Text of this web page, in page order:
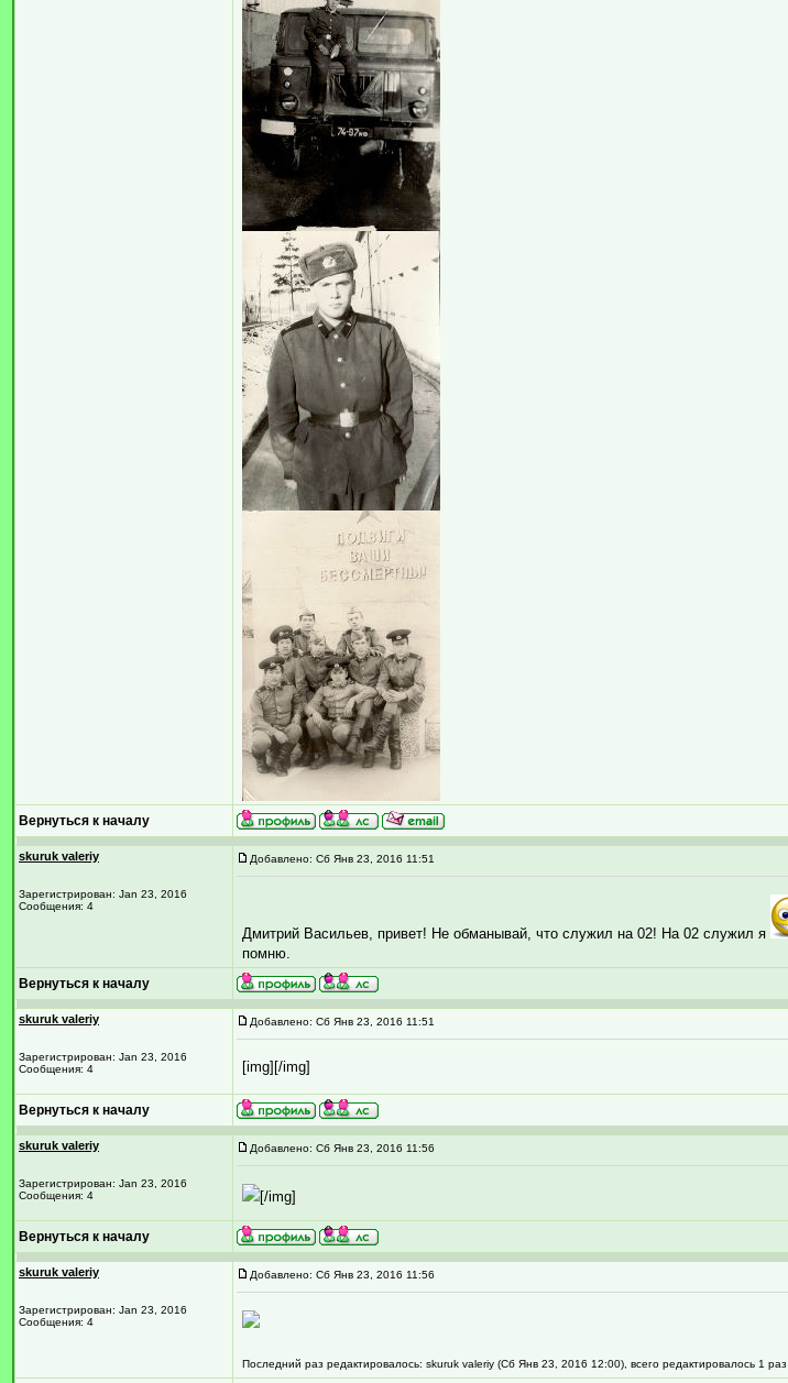
Вернуться к началу
skuruk valeriy
Зарегистрирован: Jan 23, 2016
Сообщения: 4
Добавлено: Сб Янв 23, 2016 11:51
Дмитрий Васильев, привет! Не обманывай, что служил на 02! На 02 служил я
помню.
Вернуться к началу
skuruk valeriy
Зарегистрирован: Jan 23, 2016
Сообщения: 4
Добавлено: Сб Янв 23, 2016 11:51
[img][/img]
Вернуться к началу
skuruk valeriy
Зарегистрирован: Jan 23, 2016
Сообщения: 4
Добавлено: Сб Янв 23, 2016 11:56
[/img]
Вернуться к началу
skuruk valeriy
Зарегистрирован: Jan 23, 2016
Сообщения: 4
Добавлено: Сб Янв 23, 2016 11:56
Последний раз редактировалось: skuruk valeriy (Сб Янв 23, 2016 12:00), всего редактировалось 1 раз